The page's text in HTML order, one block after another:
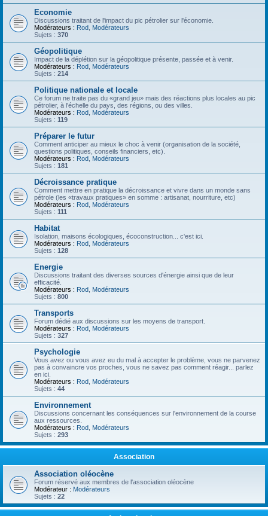
Economie
Discussions traitant de l'impact du pic pétrolier sur l'économie.
Modérateurs : Rod Modérateurs
Sujets : 370
Géopolitique
Impact de la déplétion sur la géopolitique présente, passée et à venir.
Modérateurs : Rod Modérateurs
Sujets : 214
Politique nationale et locale
Ce forum ne traite pas du «grand jeu» mais des réactions plus locales au pic
pétrolier, à l'échelle du pays, des régions, ou des villes.
Modérateurs : Rod Modérateurs
Sujets : 119
Préparer le futur
Comment anticiper au mieux le choc à venir (organisation de la société,
questions politiques, conseils financiers, etc).
Modérateurs : Rod Modérateurs
Sujets : 181
Décroissance pratique
Comment mettre en pratique la décroissance et vivre dans un monde sans
pétrole (les «travaux pratiques» en somme : artisanat, nourriture, etc)
Modérateurs : Rod Modérateurs
Sujets : 111
Habitat
Isolation, maisons écologiques, écoconstruction... c'est ici.
Modérateurs : Rod Modérateurs
Sujets : 128
Energie
Discussions traitant des diverses sources d'énergie ainsi que de leur
efficacité.
Modérateurs : Rod Modérateurs
Sujets : 800
Transports
Forum dédié aux discussions sur les moyens de transport.
Modérateurs : Rod Modérateurs
Sujets : 327
Psychologie
Vous avez ou vous avez eu du mal à accepter le problème, vous ne parvenez
pas à convaincre vos proches, vous ne savez pas comment réagir... parlez
en ici.
Modérateurs : Rod Modérateurs
Sujets : 44
Environnement
Discussions concernant les conséquences sur l'environnement de la course
aux ressources.
Modérateurs : Rod Modérateurs
Sujets : 293
Association
Association oléocène
Forum réservé aux membres de l'association oléocène
Modérateur : Modérateurs
Sujets : 22